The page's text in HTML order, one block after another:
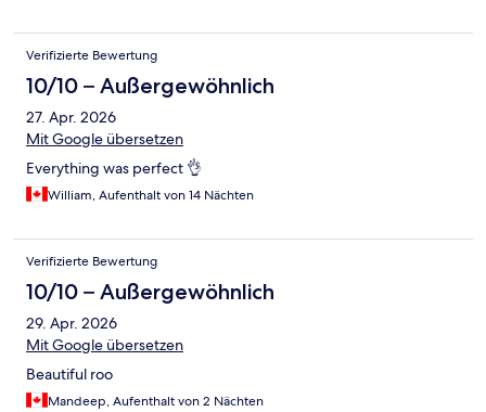
Verifizierte Bewertung
10/10 – Außergewöhnlich
27. Apr. 2026
Mit Google übersetzen
Everything was perfect 👌
William, Aufenthalt von 14 Nächten
Verifizierte Bewertung
10/10 – Außergewöhnlich
29. Apr. 2026
Mit Google übersetzen
Beautiful roo
Mandeep, Aufenthalt von 2 Nächten